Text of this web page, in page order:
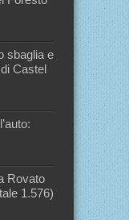
sbaglia e
Castel
Rovato
1.576)